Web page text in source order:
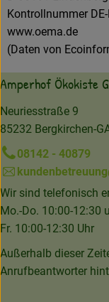
Kontrollnummer
www.oema.de
(Daten von
Amperhof Ökokiste
Neuriesstraße 9
85232 Bergkirchen-
08142 - 40879
Wir sind telefonisch
Mo.-Do. 10:00-12:30
Fr. 10:00-12:30 Uhr
Außerhalb dieser
Anrufbeantworter